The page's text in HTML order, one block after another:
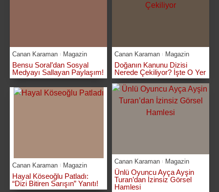
Canan Karaman Magazin
Bensu Soral’dan Sosyal
Medyayı Sallayan Paylaşım!
Canan Karaman Magazin
Doğanın Kanunu Dizisi
Nerede Çekiliyor? İşte O Yer
Canan Karaman Magazin
Hayal Köseoğlu Patladı:
“Dizi Bitiren Sarışın” Yanıtı!
Canan Karaman Magazin
Ünlü Oyuncu Ayça Ayşin
Turan’dan İzinsiz Görsel
Hamlesi